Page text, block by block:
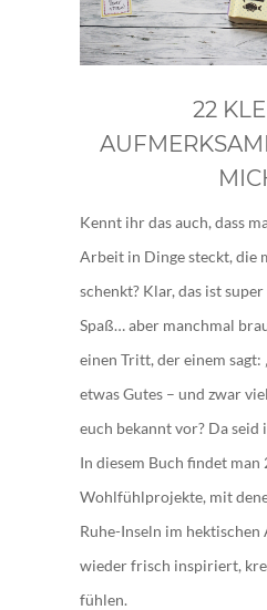
22
Kennt ihr das auch, dass
Arbeit in Dinge steckt, die
schenkt? Klar, das ist
Spaß… aber manchmal
einen Tritt, der einem sagt:
etwas Gutes – und zwar
euch bekannt vor? Da
In diesem Buch findet man
Wohlfühlprojekte, mit
Ruhe-Inseln im
wieder frisch inspiriert,
fühlen.